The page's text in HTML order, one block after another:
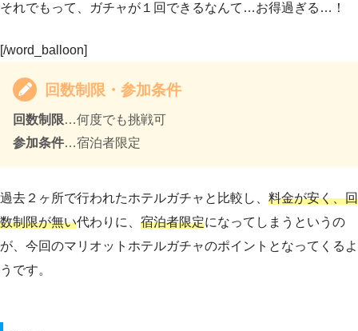
それでもって、ガチャが１回できるなんて…お得過ぎる…！
[/word_balloon]
回数制限・参加条件
回数制限…何度でも挑戦可
参加条件…宿泊者限定
過去２ヶ所で行われたホテルガチャと比較し、 料金が安く、回
数制限が無い代わりに、 宿泊者限定になってしまうというの
が、今回のマリオットホテルガチャのポイントとなってくるよ
うです。